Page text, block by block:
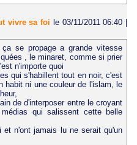
vivre sa foi le 03/11/2011 06:40 |
se propage a grande vitesse
, le minaret, comme si prier
n'importe quoi
qui s'habillent tout en noir, c'est
habit ni une couleur de l'islam, le
de d'interposer entre le croyant
qui salissent cette belle
et n'ont jamais lu ne serait qu'un